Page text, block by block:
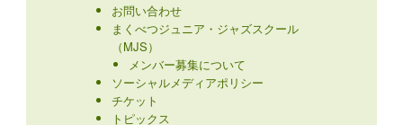
お問い合わせ
まくべつジュニア・ジャズスクール
（MJS）
メンバー募集について
ソーシャルメディアポリシー
チケット
トピックス